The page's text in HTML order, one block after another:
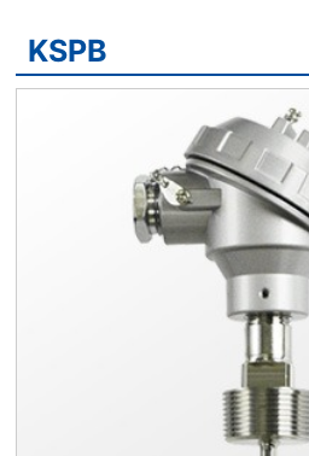
KSPB